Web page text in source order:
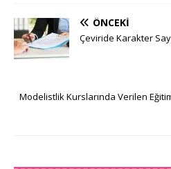
ÖNCEKI
Çeviride Karakter
Modelistlik Kurslarında Verilen